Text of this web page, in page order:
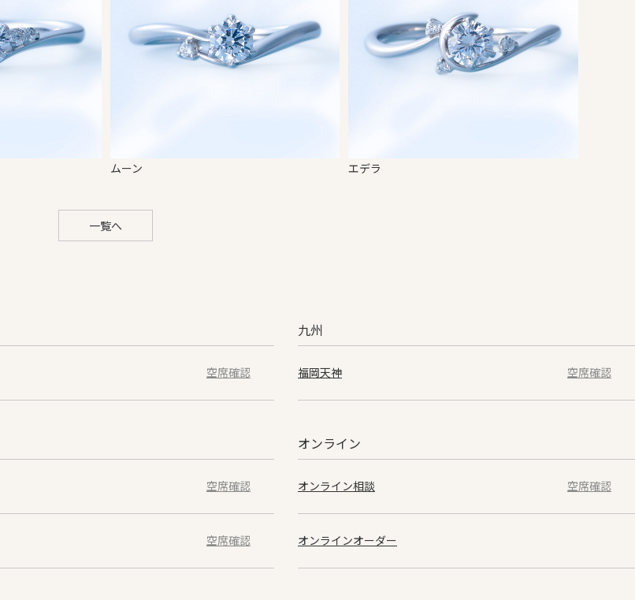
ムーン エデラ
一覧へ
空席確認
空席確認
空席確認
九州
福岡天神 空席確認
オンライン
オンライン相談 空席確認
オンラインオーダー